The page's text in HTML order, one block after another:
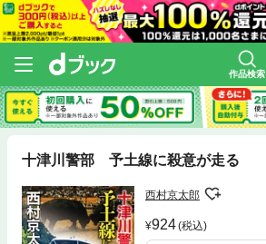
作品検索
十津川警部 予土線に殺意が走る
西村京太郎
924(税込)